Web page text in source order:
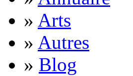
» Arts
» Autres
» Blog